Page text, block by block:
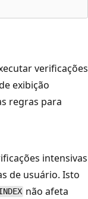
verificações
exibição
regras para
intensivas
de usuário. Isto
não afeta